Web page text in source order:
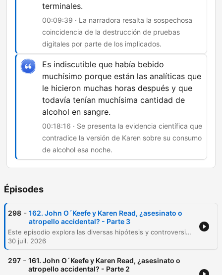
terminales.
00:09:39 · La narradora resalta la sospechosa
coincidencia de la destrucción de pruebas
digitales por parte de los implicados.
Es indiscutible que había bebido
muchísimo porque están las analíticas que
le hicieron muchas horas después y que
todavía tenían muchísima cantidad de
alcohol en sangre.
00:18:16 · Se presenta la evidencia científica que
contradice la versión de Karen sobre su consumo
de alcohol esa noche.
Épisodes
298 - 162. John O´Keefe y Karen Read, ¿asesinato o
atropello accidental? - Parte 3
Este episodio explora las diversas hipótesis y controversias en torno a la muerte de John O'Keefe, analizando desde posibles incidentes previos en la casa de los Albert hasta las irregularidades e inconsistencias detectadas en la investigación policial. Se examinan las sospechas de encubrimiento, la conducta inapropiada del investigador Michael Proctor y las pruebas técnicas que cuestionan tanto la versión oficial como las teorías de conspiración. Asimismo, se detallan las consecuencias legales tras los juicios de Karen Reed, incluyendo su condena por conducir bajo los efectos del alcohol, y el impacto de las demandas civiles presentadas por la familia de la víctima. El episodio concluye con un repaso por las repercusiones administrativas para los oficiales involucrados y el cierre de la temporada.
30 juil. 2026
297 - 161. John O´Keefe y Karen Read, ¿asesinato o
atropello accidental? - Parte 2